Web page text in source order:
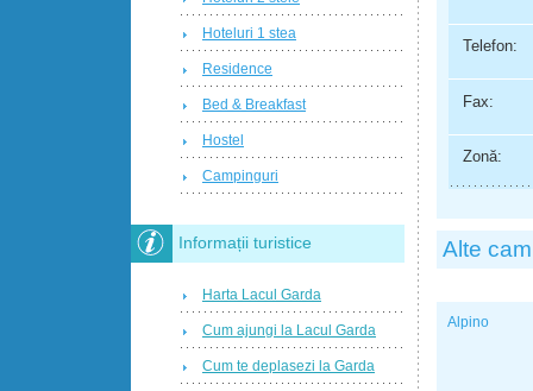
Telefon:
Fax:
Zonă:
Alte
Alpino
Hoteluri 1 stea
Residence
Bed & Breakfast
Hostel
Campinguri
Informații turistice
Harta Lacul Garda
Cum ajungi la Lacul Garda
Cum te deplasezi la Garda